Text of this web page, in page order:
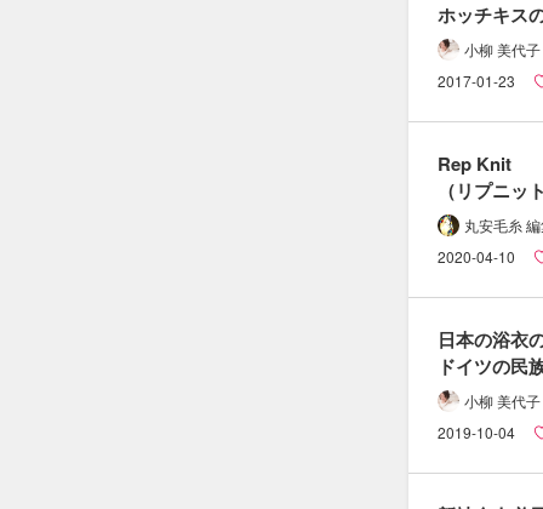
ホッチキス
外さなくて
問題ない？​
本音とは。
小柳 美代子
2017-01-23
Rep Knit​
（リプニッ
縫い目の​ほ
ニットの​直
丸安毛糸
2020-04-10
日本の​浴衣
ドイツの​民
可愛い​
「ディアン
とは。
小柳 美代子
2019-10-04